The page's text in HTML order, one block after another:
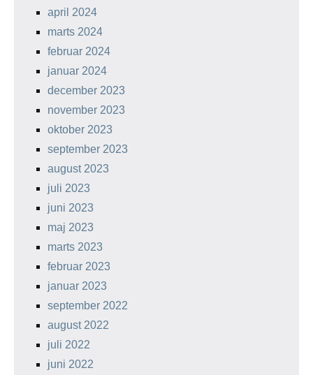
april 2024
marts 2024
februar 2024
januar 2024
december 2023
november 2023
oktober 2023
september 2023
august 2023
juli 2023
juni 2023
maj 2023
marts 2023
februar 2023
januar 2023
september 2022
august 2022
juli 2022
juni 2022